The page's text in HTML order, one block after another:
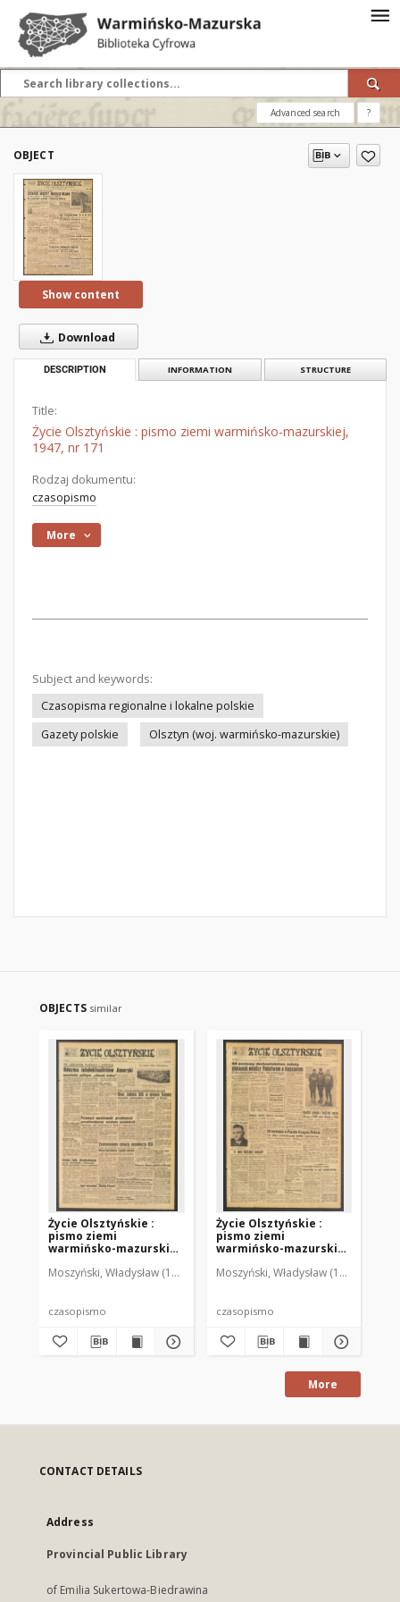
Advanced search ?
OBJECT
Show content
Download
DESCRIPTION INFORMATION STRUCTURE
Title:
Życie Olsztyńskie : pismo ziemi warmińsko-mazurskiej,
1947, nr 171
Rodzaj dokumentu:
czasopismo
More
Subject and keywords:
Czasopisma regionalne i lokalne polskie
Gazety polskie
Olsztyn (woj. warmińsko-mazurskie)
OBJECTS similar
Życie Olsztyńskie :
pismo ziemi
warmińsko-mazurskiej,
Moszyński, Władysław (1922-2001). Red. Mroczkowski, Włodzimierz
czasopismo
Życie Olsztyńskie :
pismo ziemi
warmińsko-mazurskiej,
Moszyński, Władysław (1922-2001).
czasopismo
More
CONTACT DETAILS
Address
Provincial Public Library
of Emilia Sukertowa-Biedrawina